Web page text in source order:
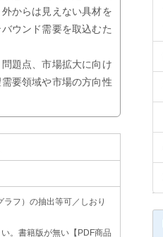
からは見えない具材を
ウンド需要を取込むた
題点、市場拡大に向け
要領域や市場の方向性
フ）の抽出等可／しおり
。書籍版が無い【PDF商品